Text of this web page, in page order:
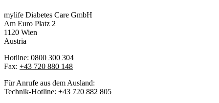
mylife Diabetes Care GmbH
Am Euro Platz 2
1120 Wien
Austria
Hotline: 0800 300 304
Fax: +43 720 880 148
Für Anrufe aus dem Ausland:
Technik-Hotline: +43 720 882 805